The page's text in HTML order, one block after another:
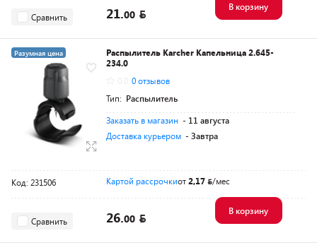
Сравнить 21.00
В корзину
Разумная цена
Распылитель Karcher Капельница 2.645-
234.0
0 отзывов
Тип: Распылитель
Заказать в магазин - 11 августа
Доставка курьером - Завтра
Код: 231506 Картой рассрочкиот2,17 /мес
Сравнить 26.00
В корзину